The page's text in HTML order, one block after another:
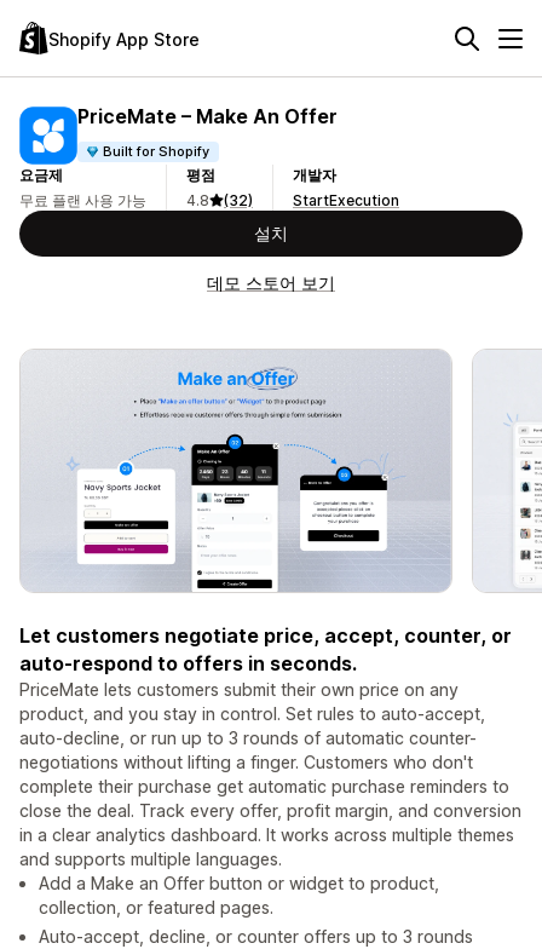
Shopify App Store
PriceMate – Make An Offer
Built for Shopify
요금제
무료 플랜 사용 가능
평점
4.8
(32)
개발자
StartExecution
설치
데모 스토어 보기
Let customers negotiate price, accept, counter, or
auto-respond to offers in seconds.
PriceMate lets customers submit their own price on any
product, and you stay in control. Set rules to auto-accept,
auto-decline, or run up to 3 rounds of automatic counter-
negotiations without lifting a finger. Customers who don't
complete their purchase get automatic purchase reminders to
close the deal. Track every offer, profit margin, and conversion
in a clear analytics dashboard. It works across multiple themes
and supports multiple languages.
Add a Make an Offer button or widget to product,
collection, or featured pages.
Auto-accept, decline, or counter offers up to 3 rounds